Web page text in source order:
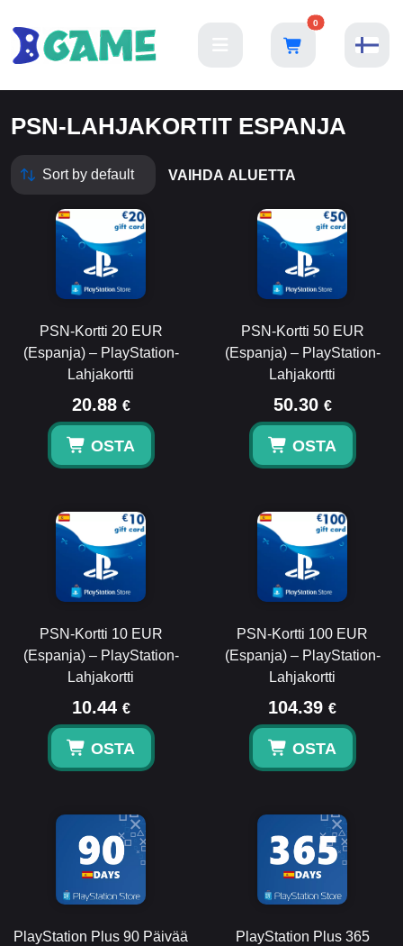
0
PSN-LAHJAKORTIT ESPANJA
VAIHDA ALUETTA
PSN-Kortti 20 EUR
(Espanja) – PlayStation-
Lahjakortti
20.88 €
OSTA
PSN-Kortti 50 EUR
(Espanja) – PlayStation-
Lahjakortti
50.30 €
OSTA
PSN-Kortti 10 EUR
(Espanja) – PlayStation-
Lahjakortti
10.44 €
OSTA
PSN-Kortti 100 EUR
(Espanja) – PlayStation-
Lahjakortti
104.39 €
OSTA
PlayStation Plus 90 Päivää
PlayStation Plus 365